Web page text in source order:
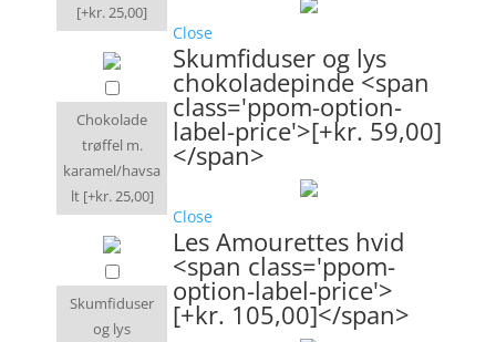
[+kr. 25,00]
Close
Chokolade
trøffel m.
karamel/havsa
lt [+kr. 25,00]
Skumfiduser og lys
chokoladepinde <span
class='ppom-option-
label-price'>[+kr. 59,00]
</span>
Close
Skumfiduser
og lys
Les Amourettes hvid
<span class='ppom-
option-label-price'>
[+kr. 105,00]</span>